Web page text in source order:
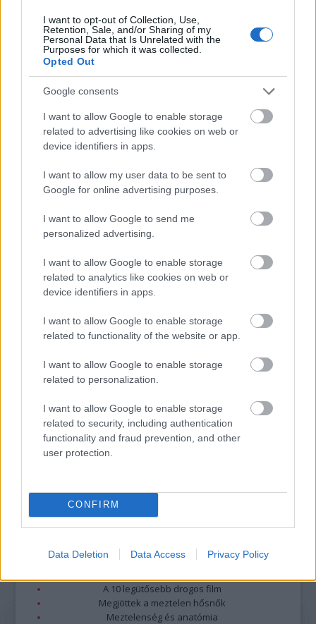
I want to opt-out of Collection, Use,
Retention, Sale, and/or Sharing of my
Personal Data that Is Unrelated with the
Purposes for which it was collected.
Opted Out
Google consents
I want to allow Google to enable storage
related to advertising like cookies on web or
device identifiers in apps.
I want to allow my user data to be sent to
Google for online advertising purposes.
I want to allow Google to send me
personalized advertising.
I want to allow Google to enable storage
related to analytics like cookies on web or
device identifiers in apps.
I want to allow Google to enable storage
related to functionality of the website or app.
I want to allow Google to enable storage
related to personalization.
I want to allow Google to enable storage
related to security, including authentication
functionality and fraud prevention, and other
user protection.
CONFIRM
Data Deletion Data Access Privacy Policy
ZÁRT A DOMBOS FEST
ETNOFON AZ I. ONIFESZT-EN
NÉPMŰVÉSZET EGÉSZ ÉVBEN!
A bejegyzés trackback címe:
https://kulturpart.hu/api/trackback/id/7880210
Kommentek:
értelmében felhasználói tartalomnak
nem vállal, azokat nem ellenőrzi. Kifogás esetén forduljon a blog szerkesztőjéhez.
Megdöbbentő fotók a néptelen fővárosról
A 10 legütősebb drogos film
Megjöttek a meztelen hősnők
Meztelenség és anatómia